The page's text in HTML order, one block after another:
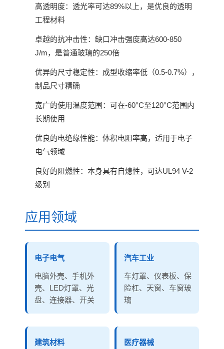
高透明度：透光率可达89%以上，是优良的透明
工程材料
卓越的抗冲击性：缺口冲击强度高达600-850
J/m，是普通玻璃的250倍
优异的尺寸稳定性：成型收缩率低（0.5-0.7%），
制品尺寸精确
宽广的使用温度范围：可在-60°C至120°C范围内
长期使用
优良的电绝缘性能：体积电阻率高，适用于电子
电气领域
良好的阻燃性：本身具有自熄性，可达UL94 V-2
级别
应用领域
电子电气
电脑外壳、手机外
壳、LED灯罩、光
盘、连接器、开关
汽车工业
车灯罩、仪表板、保
险杠、天窗、车窗玻
璃
建筑材料 医疗器械